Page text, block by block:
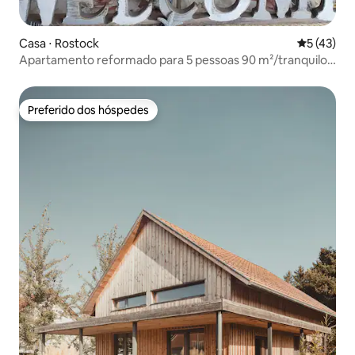
Casa ⋅ Rostock 5 de uma
5 (43)
Apartamento reformado para 5 pessoas 90 m²/tranquilo
Preferido dos hóspedes
Preferido dos hóspedes